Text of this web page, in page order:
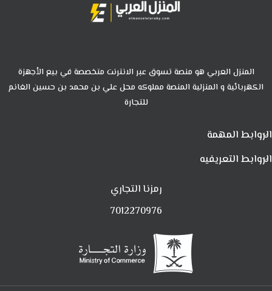
المنزل العربي هو منصة تسوق عبر الانترنت متخصصة في بيع الأجهزة
الكهربائية و المنزلية المنصة مملوكه محل علي بن محمد بن حسين الغانم
للتجارة
الروابط المهمة
الروابط التعريفيه
رمزنا التجاري
7012270976